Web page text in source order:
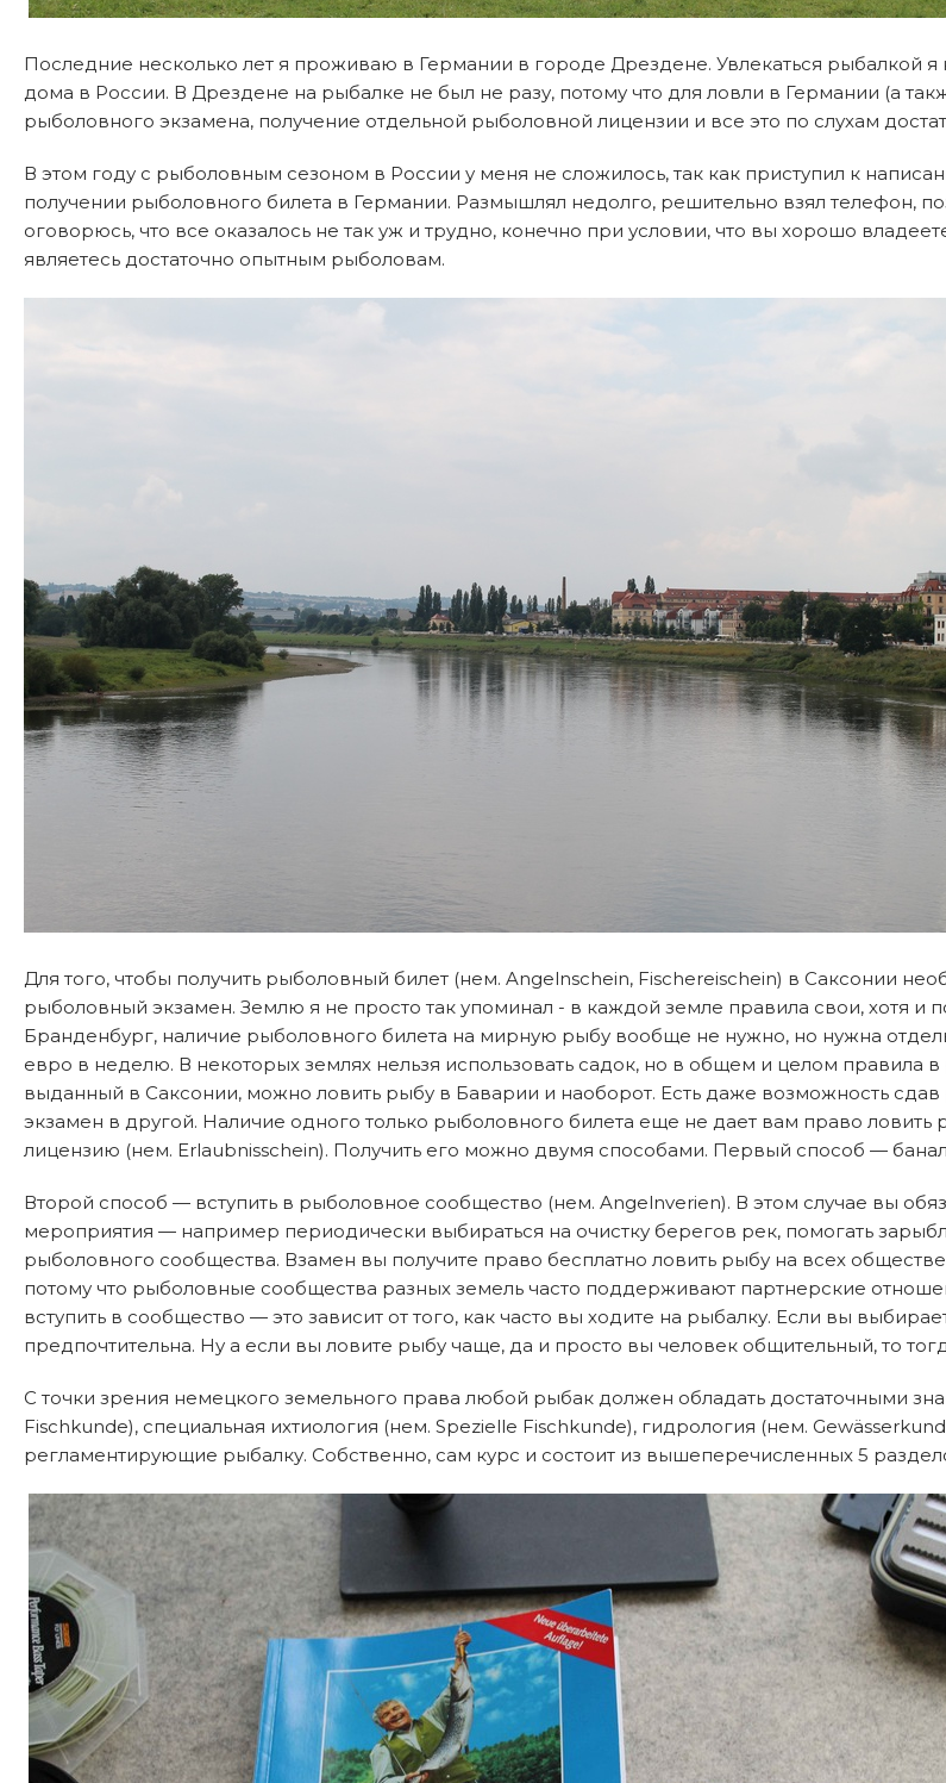
Последние несколько лет я проживаю в Германии в городе Дрездене. Увлекаться рыбалкой
дома в России. В Дрездене на рыбалке не был не разу, потому что для ловли в Германии (а
рыболовного экзамена, получение отдельной рыболовной лицензии и все это по слухам
В этом году с рыболовным сезоном в России у меня не сложилось, так как приступил к
получении рыболовного билета в Германии. Размышлял недолго, решительно взял телефон,
оговорюсь, что все оказалось не так уж и трудно, конечно при условии, что вы хорошо
являетесь достаточно опытным рыболовам.
Для того, чтобы получить рыболовный билет (нем. Angelnschein, Fischereischein) в Саксонии
рыболовный экзамен. Землю я не просто так упоминал - в каждой земле правила свои, хотя и
Бранденбург, наличие рыболовного билета на мирную рыбу вообще не нужно, но нужна
евро в неделю. В некоторых землях нельзя использовать садок, но в общем и целом правила
выданный в Саксонии, можно ловить рыбу в Баварии и наоборот. Есть даже возможность
экзамен в другой. Наличие одного только рыболовного билета еще не дает вам право
лицензию (нем. Erlaubnisschein). Получить его можно двумя способами. Первый способ —
Второй способ — вступить в рыболовное сообщество (нем. Angelnverien). В этом случае вы
мероприятия — например периодически выбираться на очистку берегов рек, помогать
рыболовного сообщества. Взамен вы получите право бесплатно ловить рыбу на всех
потому что рыболовные сообщества разных земель часто поддерживают партнерские
вступить в сообщество — это зависит от того, как часто вы ходите на рыбалку. Если вы
предпочтительна. Ну а если вы ловите рыбу чаще, да и просто вы человек общительный, то
С точки зрения немецкого земельного права любой рыбак должен обладать достаточными
Fischkunde), специальная ихтиология (нем. Spezielle Fischkunde), гидрология (нем.
регламентирующие рыбалку. Собственно, сам курс и состоит из вышеперечисленных 5